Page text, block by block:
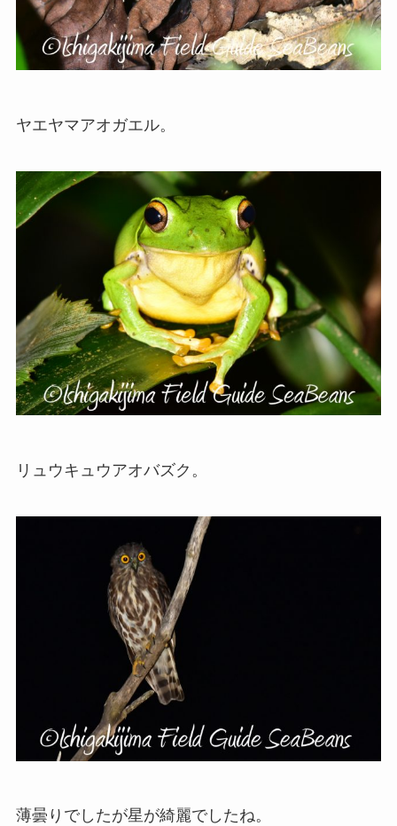
ヤエヤマアオガエル。
リュウキュウアオバズク。
薄曇りでしたが星が綺麗でしたね。